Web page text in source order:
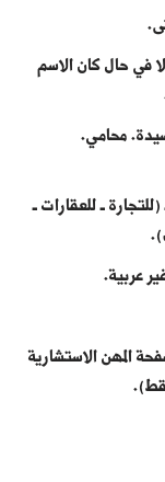
في حال كان الاسم
محامي.
ـ للعقارات ـ
عربية.
المهن الاستشارية